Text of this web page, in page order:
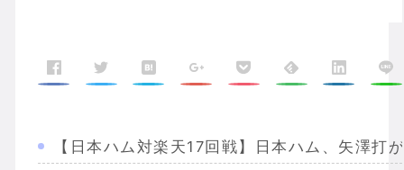
【日本ハム対楽天17回戦】日本ハム、矢澤